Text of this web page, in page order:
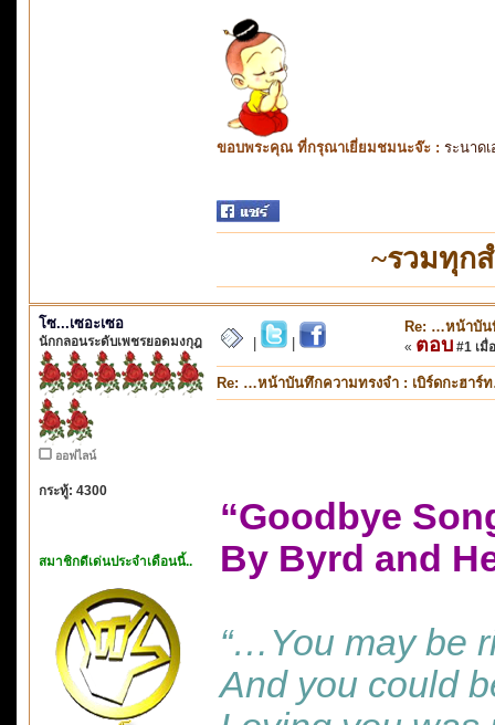
ขอบพระคุณ ที่กรุณาเยี่ยมชมนะจ๊ะ : ระนาดเ
~รวมทุก
โซ...เซอะเซอ
นักกลอนระดับเพชรยอดมงกุฎ
ออฟไลน์
กระทู้: 4300
สมาชิกดีเด่นประจำเดือนนี้..
Re: …หน้าบัน
« ตอบ #1 เมื่
Re: …หน้าบันทึกความทรงจำ : เบิร์ดกะฮาร์
“Goodbye
By Byrd and
“…You may be
And you could